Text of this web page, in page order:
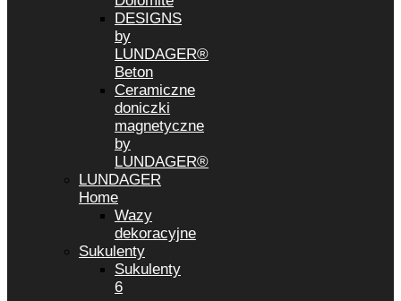
DESIGNS
by
LUNDAGER®
Beton
Ceramiczne
doniczki
magnetyczne
by
LUNDAGER®
LUNDAGER
Home
Wazy
dekoracyjne
Sukulenty
Sukulenty
6